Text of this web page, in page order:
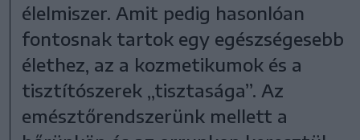
élelmiszer. Amit pedig hasonlóan
fontosnak tartok egy egészségesebb
élethez, az a kozmetikumok és a
tisztítószerek „tisztasága”. Az
emésztőrendszerünk mellett a